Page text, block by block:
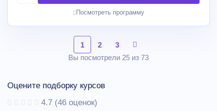
Посмотреть программу
Вы посмотрели 25 из 73
1 2 3
Оцените подборку курсов
4.7 (46 оценок)